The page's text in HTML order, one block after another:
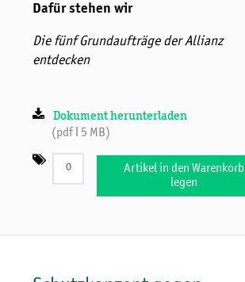
Dafür stehen wir
Die fünf Grundaufträge der Allianz
entdecken
Dokument herunterladen
(pdf ǀ 5 MB)
Artikel in den Warenkorb
legen